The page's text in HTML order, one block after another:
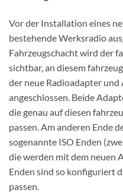
Vor der Installation eines
bestehende Werksradio
Fahrzeugschacht wird der
sichtbar, an diesem
der neue Radioadapter
angeschlossen. Beide
die genau auf diesen
passen. Am anderen Ende
sogenannte ISO Enden
die werden mit dem neuen
Enden sind so konfiguriert
passen.